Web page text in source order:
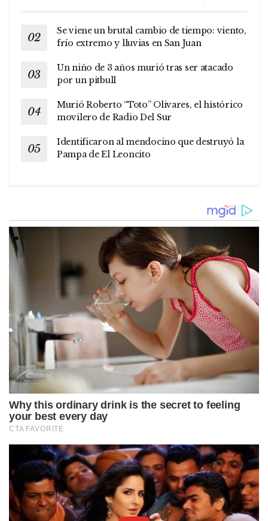
Se viene un brutal cambio de tiempo: viento,
frío extremo y lluvias en San Juan
Un niño de 3 años murió tras ser atacado
por un pitbull
Murió Roberto “Toto” Olivares, el histórico
movilero de Radio Del Sur
Identificaron al mendocino que destruyó la
Pampa de El Leoncito